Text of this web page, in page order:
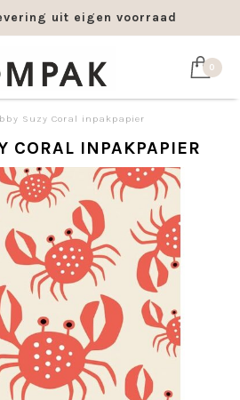
uit eigen voorraad
0
Suzy Coral inpakpapier
CORAL INPAKPAPIER